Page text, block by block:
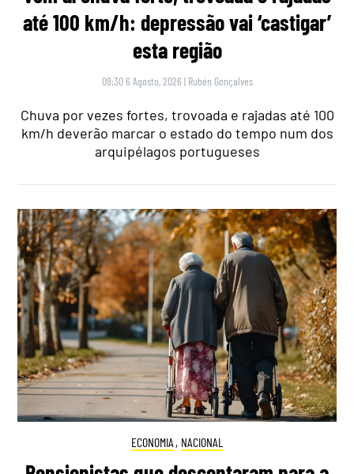
até 100 km/h: depressão vai ‘castigar’
esta região
09:30 6 Agosto, 2026 | Rubén Gonçalves
Chuva por vezes fortes, trovoada e rajadas até 100
km/h deverão marcar o estado do tempo num dos
arquipélagos portugueses
ECONOMIA , NACIONAL